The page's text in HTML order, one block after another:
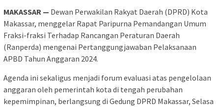
MAKASSAR — Dewan Perwakilan Rakyat Daerah (DPRD) Kota
Makassar, menggelar Rapat Paripurna Pemandangan Umum
Fraksi-fraksi Terhadap Rancangan Peraturan Daerah
(Ranperda) mengenai Pertanggungjawaban Pelaksanaan
APBD Tahun Anggaran 2024.
Agenda ini sekaligus menjadi forum evaluasi atas pengelolaan
anggaran oleh pemerintah kota di tengah perubahan
kepemimpinan, berlangsung di Gedung DPRD Makassar, Selasa